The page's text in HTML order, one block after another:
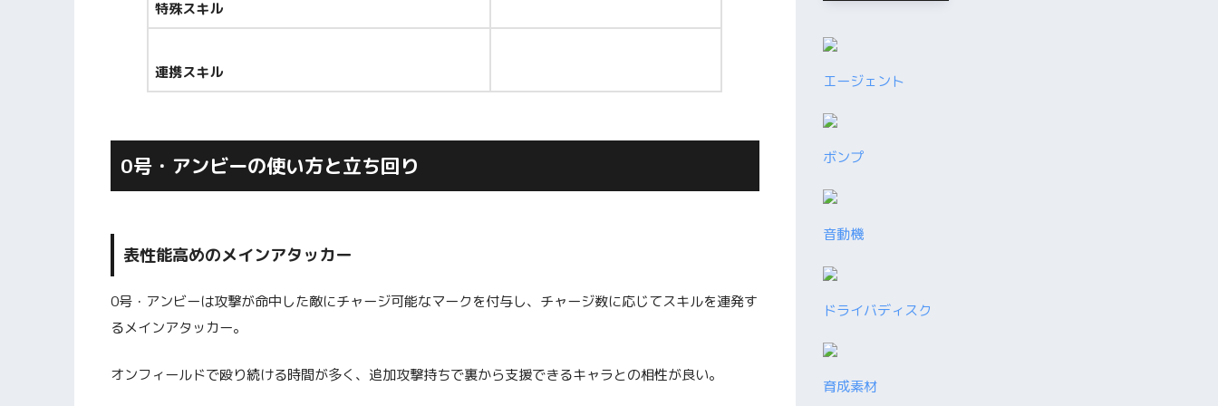
特殊スキル
連携スキル
0号・アンビーの使い方と立ち回り
表性能高めのメインアタッカー
0号・アンビーは攻撃が命中した敵にチャージ可能なマークを付与し、チャージ数に応じてスキルを連発す
るメインアタッカー。
オンフィールドで殴り続ける時間が多く、追加攻撃持ちで裏から支援できるキャラとの相性が良い。
エージェント
ボンプ
音動機
ドライバディスク
育成素材